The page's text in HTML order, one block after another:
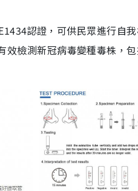
認證，可供民眾進行自
效檢測新冠病毒變種毒株，